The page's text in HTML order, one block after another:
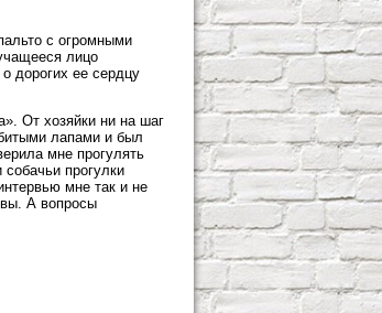
с огромными
лицо
дорогих ее сердцу
От хозяйки ни на шаг
лапами и был
мне прогулять
прогулки
мне так и не
А вопросы